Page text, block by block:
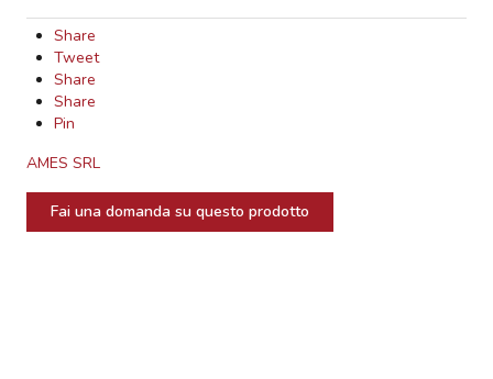
Share
Tweet
Share
Share
Pin
AMES SRL
Fai una domanda su questo prodotto